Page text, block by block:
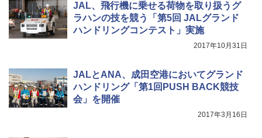
￥1,380
JAL、飛行機に乗せる荷物を取り扱うグ
ラハンの技を競う「第5回 JALグランド
ハンドリングコンテスト」実施
2017年10月31日
JALとANA、成田空港においてグランド
ハンドリング「第1回PUSH BACK競技
会」を開催
2017年3月16日